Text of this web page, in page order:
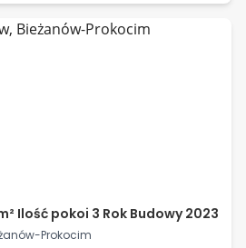
Ilość pokoi 3 Rok Budowy 2023
Prokocim